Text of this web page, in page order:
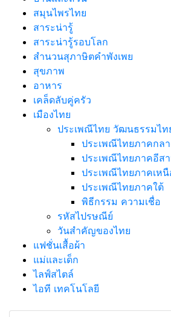
สมุนไพรไทย
สาระน่ารู้
สาระน่ารู้รอบโลก
สำนวนสุภาษิตคำพังเพย
สุขภาพ
อาหาร
เคล็ดลับคู่ครัว
เมืองไทย
ประเพณีไทย วัฒนธรรมไท
ประเพณีไทยภาคกลา
ประเพณีไทยภาคอีส
ประเพณีไทยภาคเหนื
ประเพณีไทยภาคใต้
พิธีกรรม ความเชื่อ
รหัสไปรษณีย์
วันสำคัญของไทย
แฟชั่นเสื้อผ้า
แม่และเด็ก
ไลฟ์สไตล์
ไอที เทคโนโลยี